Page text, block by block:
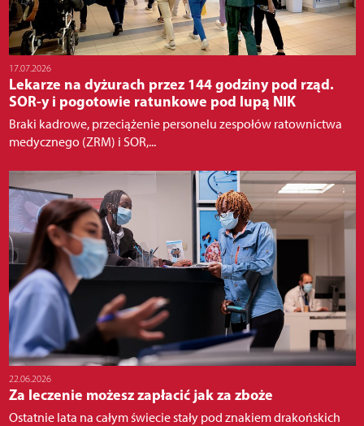
17.07.2026
Lekarze na dyżurach przez 144 godziny pod rząd.
SOR-y i pogotowie ratunkowe pod lupą NIK
Braki kadrowe, przeciążenie personelu zespołów ratownictwa
medycznego (ZRM) i SOR,...
22.06.2026
Za leczenie możesz zapłacić jak za zboże
Ostatnie lata na całym świecie stały pod znakiem drakońskich